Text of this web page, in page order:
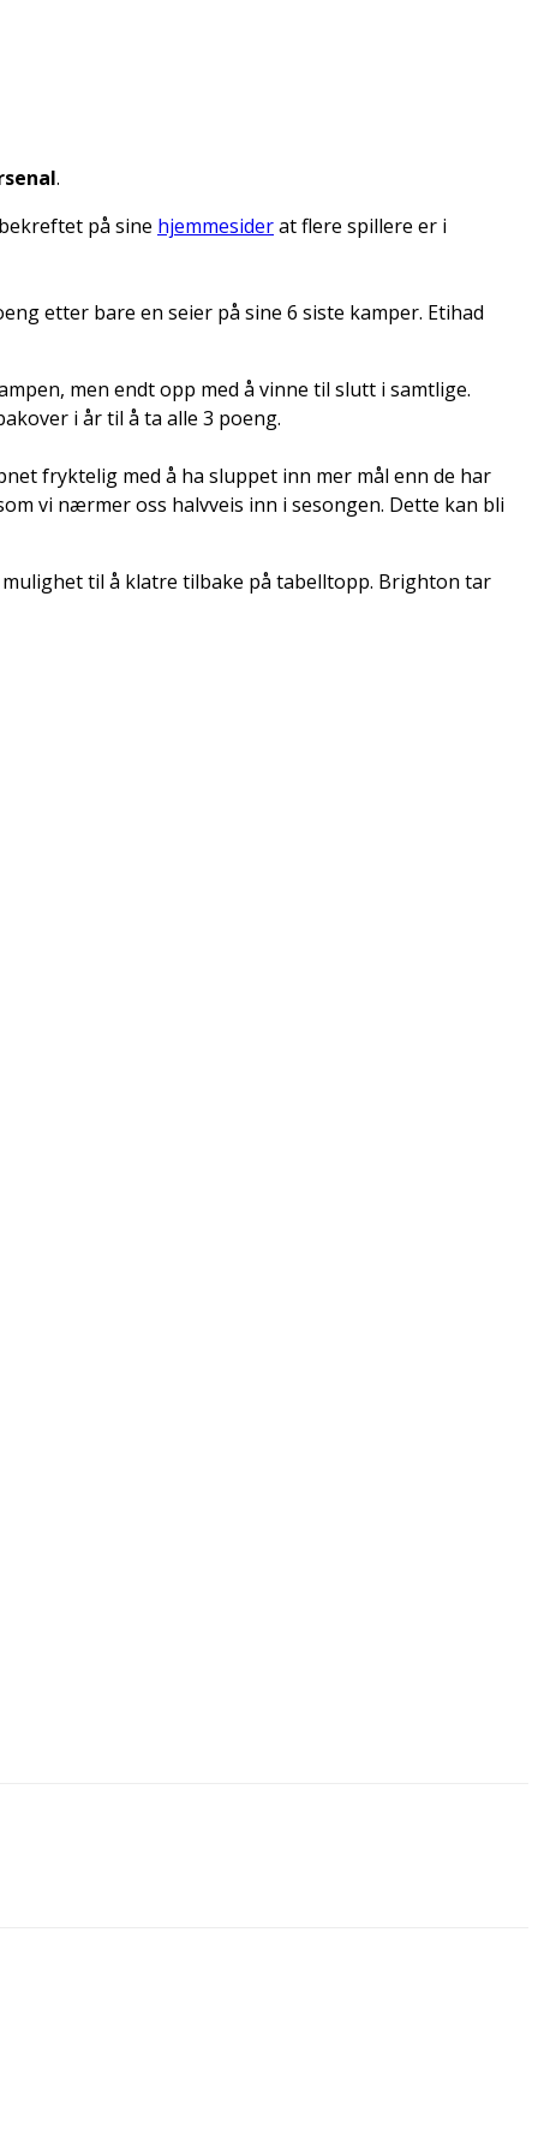
.
på sine hjemmesiderat flere spillere er i
etter bare en seier på sine 6 siste kamper. Etihad
men endt opp med å vinne til slutt i samtlige.
i år til å ta alle 3 poeng.
fryktelig med å ha sluppet inn mer mål enn de har
vi nærmer oss halvveis inn i sesongen. Dette kan bli
til å klatre tilbake på tabelltopp. Brighton tar